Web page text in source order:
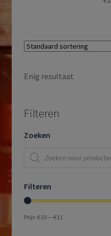
Enig resultaat
Filteren
Zoeken
zoeken
Filteren
Prijs: €10— €11